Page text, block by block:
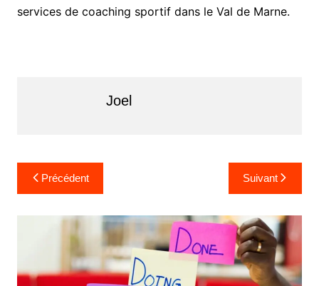
services de coaching sportif dans le Val de Marne.
Joel
a
v
Précédent Suivant